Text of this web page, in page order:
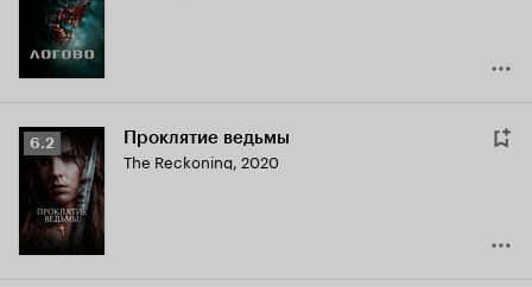
5.4
Рейтинг
Кинопоиска
6.2
6.2 Проклятие ведьмы
The Reckoning, 2020